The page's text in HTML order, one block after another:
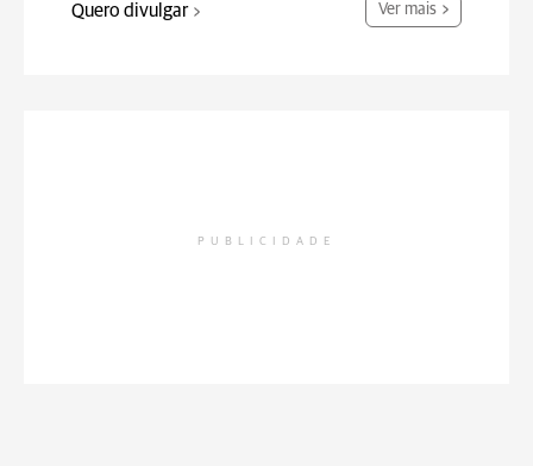
Quero divulgar Ver mais
PUBLICIDADE